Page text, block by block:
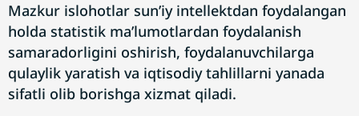
Mazkur islohotlar sun’iy intellektdan foydalangan
holda statistik ma’lumotlardan foydalanish
samaradorligini oshirish, foydalanuvchilarga
qulaylik yaratish va iqtisodiy tahlillarni yanada
sifatli olib borishga xizmat qiladi.